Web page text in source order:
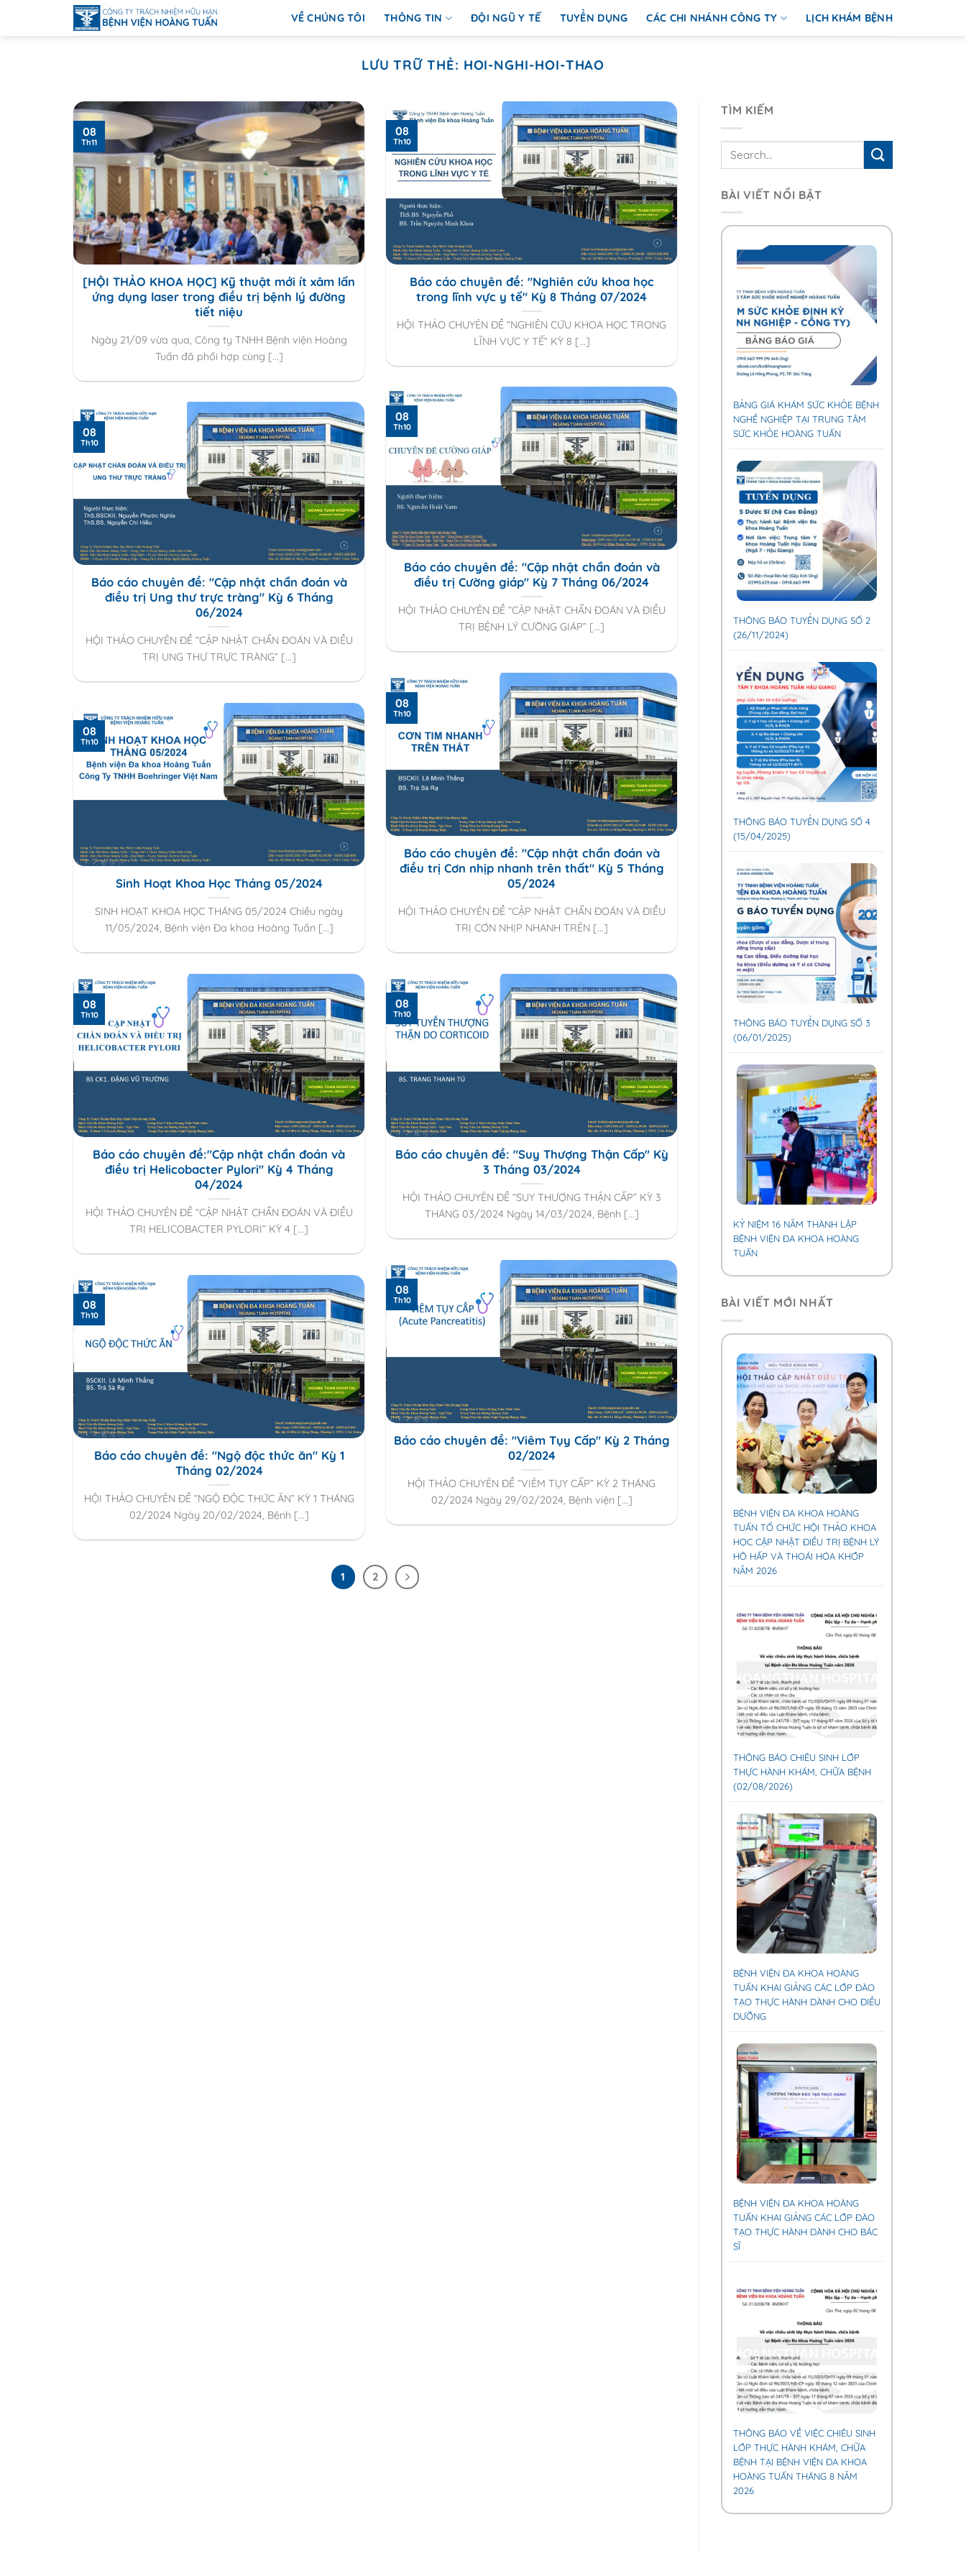
VỀ CHÚNG TÔI THÔNG TIN ĐỘI NGŨ Y TẾ TUYỂN DỤNG CÁC CHI NHÁNH CÔNG TY LỊCH KHÁM BỆNH
LƯU TRỮ THẺ: HOI-NGHI-HOI-THAO
[HỘI THẢO KHOA HỌC] Kỹ thuật mới ít xâm lấn
ứng dụng laser trong điều trị bệnh lý đường
tiết niệu
Ngày 21/09 vừa qua, Công ty TNHH Bệnh viện Hoàng
Tuấn đã phối hợp cùng [...]
08
Th11
Báo cáo chuyên đề: "Nghiên cứu khoa học
trong lĩnh vực y tế" Kỳ 8 Tháng 07/2024
HỘI THẢO CHUYÊN ĐỀ “NGHIÊN CỨU KHOA HỌC TRONG
LĨNH VỰC Y TẾ” KỲ 8 [...]
08
Th10
Báo cáo chuyên đề: "Cập nhật chẩn đoán và
điều trị Cường giáp" Kỳ 7 Tháng 06/2024
HỘI THẢO CHUYÊN ĐỀ “CẬP NHẬT CHẨN ĐOÁN VÀ ĐIỀU
TRỊ BỆNH LÝ CƯỜNG GIÁP” [...]
08
Th10
Báo cáo chuyên đề: "Cập nhật chẩn đoán và
điều trị Ung thư trực tràng" Kỳ 6 Tháng
06/2024
HỘI THẢO CHUYÊN ĐỀ “CẬP NHẬT CHẨN ĐOÁN VÀ ĐIỀU
TRỊ UNG THƯ TRỰC TRÀNG” [...]
08
Th10
Báo cáo chuyên đề: "Cập nhật chẩn đoán và
điều trị Cơn nhịp nhanh trên thất" Kỳ 5 Tháng
05/2024
HỘI THẢO CHUYÊN ĐỀ “CẬP NHẬT CHẨN ĐOÁN VÀ ĐIỀU
TRỊ CƠN NHỊP NHANH TRÊN [...]
08
Th10
Sinh Hoạt Khoa Học Tháng 05/2024
SINH HOẠT KHOA HỌC THÁNG 05/2024 Chiều ngày
11/05/2024, Bệnh viện Đa khoa Hoàng Tuấn [...]
08
Th10
Báo cáo chuyên đề:"Cập nhật chẩn đoán và
điều trị Helicobacter Pylori" Kỳ 4 Tháng
04/2024
HỘI THẢO CHUYÊN ĐỀ “CẬP NHẬT CHẨN ĐOÁN VÀ ĐIỀU
TRỊ HELICOBACTER PYLORI” KỲ 4 [...]
08
Th10
Báo cáo chuyên đề: "Suy Thượng Thận Cấp" Kỳ
3 Tháng 03/2024
HỘI THẢO CHUYÊN ĐỀ “SUY THƯỢNG THẬN CẤP” KỲ 3
THÁNG 03/2024 Ngày 14/03/2024, Bệnh [...]
08
Th10
Báo cáo chuyên đề: "Viêm Tụy Cấp" Kỳ 2 Tháng
02/2024
HỘI THẢO CHUYÊN ĐỀ “VIÊM TỤY CẤP” KỲ 2 THÁNG
02/2024 Ngày 29/02/2024, Bệnh viện [...]
08
Th10
Báo cáo chuyên đề: "Ngộ độc thức ăn" Kỳ 1
Tháng 02/2024
HỘI THẢO CHUYÊN ĐỀ “NGỘ ĐỘC THỨC ĂN” KỲ 1 THÁNG
02/2024 Ngày 20/02/2024, Bệnh [...]
08
Th10
1 2
TÌM KIẾM
BÀI VIẾT NỔI BẬT
BẢNG GIÁ KHÁM SỨC KHỎE BỆNH
NGHỀ NGHIỆP TẠI TRUNG TÂM
SỨC KHỎE HOÀNG TUẤN
THÔNG BÁO TUYỂN DỤNG SỐ 2
(26/11/2024)
THÔNG BÁO TUYỂN DỤNG SỐ 4
(15/04/2025)
THÔNG BÁO TUYỂN DỤNG SỐ 3
(06/01/2025)
KỶ NIỆM 16 NĂM THÀNH LẬP
BỆNH VIỆN ĐA KHOA HOÀNG
TUẤN
BÀI VIẾT MỚI NHẤT
BỆNH VIỆN ĐA KHOA HOÀNG
TUẤN TỔ CHỨC HỘI THẢO KHOA
HỌC CẬP NHẬT ĐIỀU TRỊ BỆNH LÝ
HÔ HẤP VÀ THOÁI HÓA KHỚP
NĂM 2026
THÔNG BÁO CHIÊU SINH LỚP
THỰC HÀNH KHÁM, CHỮA BỆNH
(02/08/2026)
BỆNH VIỆN ĐA KHOA HOÀNG
TUẤN KHAI GIẢNG CÁC LỚP ĐÀO
TẠO THỰC HÀNH DÀNH CHO ĐIỀU
DƯỠNG
BỆNH VIỆN ĐA KHOA HOÀNG
TUẤN KHAI GIẢNG CÁC LỚP ĐÀO
TẠO THỰC HÀNH DÀNH CHO BÁC
SĨ
THÔNG BÁO VỀ VIỆC CHIÊU SINH
LỚP THỰC HÀNH KHÁM, CHỮA
BỆNH TẠI BỆNH VIỆN ĐA KHOA
HOÀNG TUẤN THÁNG 8 NĂM
2026